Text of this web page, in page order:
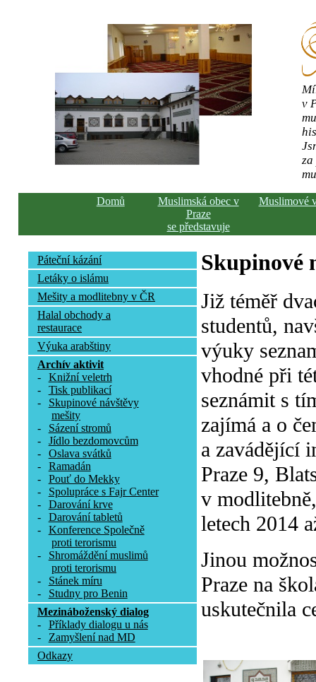
v
Domů
Muslimská obec v
Praze
se představuje
Muslimové
Páteční kázání
Letáky o islámu
Mešity a modlitebny v ČR
Halal obchody a
restaurace
Výuka arabštiny
Archív aktivit
-
Knižní veletrh
-
Tisk publikací
-
Skupinové návštěvy
mešity
-
Sázení stromů
-
Jídlo bezdomovcům
-
Oslava svátků
-
Ramadán
-
Pouť do Mekky
-
Spolupráce s Fajr Center
-
Darování krve
-
Darování tabletů
-
Konference Společně
proti terorismu
-
Shromáždění muslimů
proti terorismu
-
Stánek míru
-
Studny pro Benin
Mezináboženský dialog
-
Příklady dialogu u nás
-
Zamyšlení nad MD
Odkazy
Skupinové
Již téměř
studentů,
výuky
vhodné při
seznámit s
zajímá a o
a zavádějící
Praze 9,
v
letech 2014
Jinou
Praze na
uskutečnila